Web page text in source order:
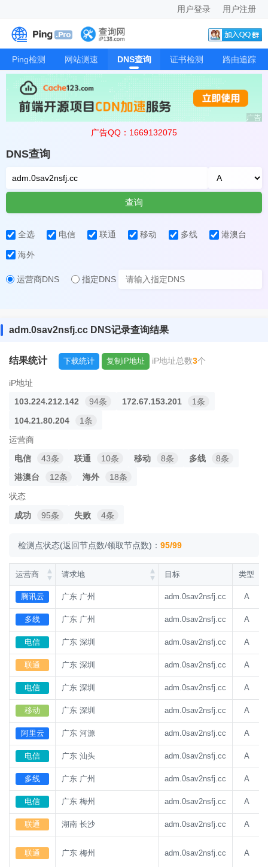
用户登录 用户注册
Ping检测 网站测速 DNS查询 证书检测 路由追踪
广告QQ：1669132075
DNS查询
查询
全选 电信 联通 移动 多线 港澳台
海外
运营商DNS 指定DNS
adm.0sav2nsfj.cc DNS记录查询结果
结果统计 下载统计 复制iP地址 iP地址总数3个
iP地址
103.224.212.142
94条 172.67.153.201
1条
104.21.80.204
1条
运营商
电信
43条 联通 10条 移动 8条 多线
8条
港澳台
12条 海外
18条
状态
成功
95条 失败 4条
检测点状态(返回节点数/领取节点数)： 95/99
运营商 请求地 目标 类型
腾讯云 广东 广州 adm.0sav2nsfj.cc A
多线 广东 广州 adm.0sav2nsfj.cc A
电信 广东 深圳 adm.0sav2nsfj.cc A
联通 广东 深圳 adm.0sav2nsfj.cc A
电信 广东 深圳 adm.0sav2nsfj.cc A
移动 广东 深圳 adm.0sav2nsfj.cc A
阿里云 广东 河源 adm.0sav2nsfj.cc A
电信 广东 汕头 adm.0sav2nsfj.cc A
多线 广东 广州 adm.0sav2nsfj.cc A
电信 广东 梅州 adm.0sav2nsfj.cc A
联通 湖南 长沙 adm.0sav2nsfj.cc A
联通 广东 梅州 adm.0sav2nsfj.cc A